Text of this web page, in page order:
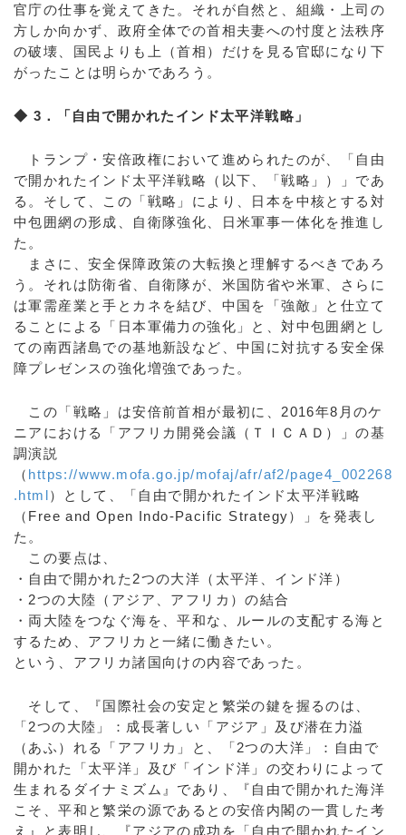
官庁の仕事を覚えてきた。それが自然と、組織・上司の
方しか向かず、政府全体での首相夫妻への忖度と法秩序
の破壊、国民よりも上（首相）だけを見る官邸になり下
がったことは明らかであろう。
◆ 3．「自由で開かれたインド太平洋戦略」
トランプ・安倍政権において進められたのが、「自由
で開かれたインド太平洋戦略（以下、「戦略」）」であ
る。そして、この「戦略」により、日本を中核とする対
中包囲網の形成、自衛隊強化、日米軍事一体化を推進し
た。
まさに、安全保障政策の大転換と理解するべきであろ
う。それは防衛省、自衛隊が、米国防省や米軍、さらに
は軍需産業と手とカネを結び、中国を「強敵」と仕立て
ることによる「日本軍備力の強化」と、対中包囲網とし
ての南西諸島での基地新設など、中国に対抗する安全保
障プレゼンスの強化増強であった。
この「戦略」は安倍前首相が最初に、2016年8月のケ
ニアにおける「アフリカ開発会議（ＴＩＣＡＤ）」の基
調演説
（ https://www.mofa.go.jp/mofaj/afr/af2/page4_002268
.html）として、「自由で開かれたインド太平洋戦略
（Free and Open Indo-Pacific Strategy）」を発表し
た。
この要点は、
・自由で開かれた2つの大洋（太平洋、インド洋）
・2つの大陸（アジア、アフリカ）の結合
・両大陸をつなぐ海を、平和な、ルールの支配する海と
するため、アフリカと一緒に働きたい。
という、アフリカ諸国向けの内容であった。
そして、『国際社会の安定と繁栄の鍵を握るのは、
「2つの大陸」：成長著しい「アジア」及び潜在力溢
（あふ）れる「アフリカ」と、「2つの大洋」：自由で
開かれた「太平洋」及び「インド洋」の交わりによって
生まれるダイナミズム』であり、『自由で開かれた海洋
こそ、平和と繁栄の源であるとの安倍内閣の一貫した考
え』と表明し、『アジアの成功を「自由で開かれたイン